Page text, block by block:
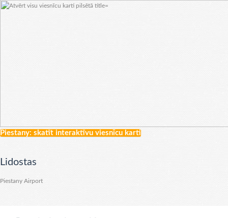
Piestany: skatīt interaktīvu viesnīcu karti
Lidostas
Piestany Airport